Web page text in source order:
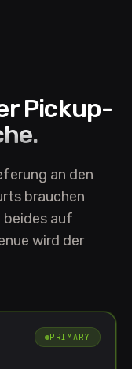
Pickup-
an den
brauchen
auf
wird der
PRIMARY